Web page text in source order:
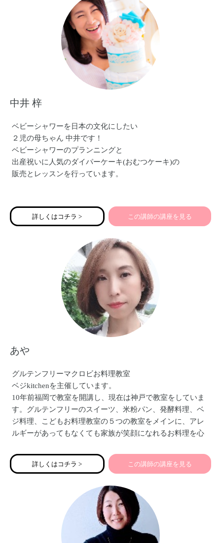
起業準備中の方、今まさに同じ苦しみの中にいる方へ、進
むべき方向を個別にナビゲートします！
中井 梓
ベビーシャワーを日本の文化にしたい
２児の母ちゃん 中井です！
ベビーシャワーのプランニングと
出産祝いに人気のダイパーケーキ(おむつケーキ)の
販売とレッスンを行っています。
新しい命を授かったことをお祝いする
アメリカの文化です。
楽しい想い出をプレゼントしませんか？
詳しくはコチラ > この講師の講座を見る
あや
グルテンフリーマクロビお料理教室
ベジkitchenを主催しています。
10年前福岡で教室を開講し、現在は神戸で教室をしていま
す。グルテンフリーのスイーツ、米粉パン、発酵料理、ベ
ジ料理、こどもお料理教室の５つの教室をメインに、アレ
ルギーがあってもなくても家族が笑顔になれるお料理を心
詳しくはコチラ > この講師の講座を見る